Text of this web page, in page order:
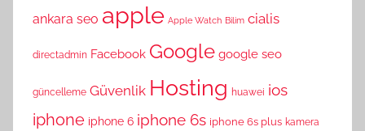
ankara seo apple Apple Watch Bilim cialis
directadmin Facebook Google google seo
güncelleme Güvenlik Hosting huawei ios
iphone iphone 6 iphone 6s iphone 6s plus kamera